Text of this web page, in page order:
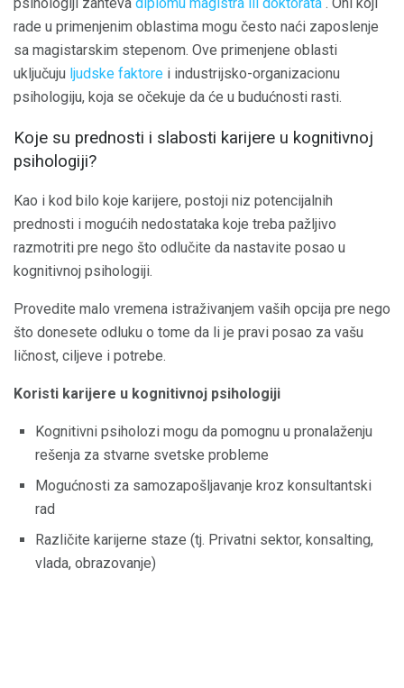
rade u primenjenim oblastima mogu često naći zaposlenje
sa magistarskim stepenom. Ove primenjene oblasti
uključuju ljudske faktore i industrijsko-organizacionu
psihologiju, koja se očekuje da će u budućnosti rasti.
Koje su prednosti i slabosti karijere u kognitivnoj
psihologiji?
Kao i kod bilo koje karijere, postoji niz potencijalnih
prednosti i mogućih nedostataka koje treba pažljivo
razmotriti pre nego što odlučite da nastavite posao u
kognitivnoj psihologiji.
Provedite malo vremena istraživanjem vaših opcija pre nego
što donesete odluku o tome da li je pravi posao za vašu
ličnost, ciljeve i potrebe.
Koristi karijere u kognitivnoj psihologiji
Kognitivni psiholozi mogu da pomognu u pronalaženju
rešenja za stvarne svetske probleme
Mogućnosti za samozapošljavanje kroz konsultantski
rad
Različite karijerne staze (tj. Privatni sektor, konsalting,
vlada, obrazovanje)